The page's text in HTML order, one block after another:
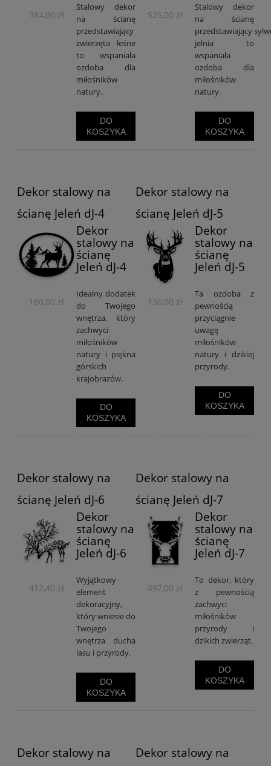
384,00 zł
Stalowy dekor
na ścianę
przedstawiający
zwierzęta leśne
to wspaniała
ozdoba dla
miłośników
natury.
DO
KOSZYKA
525,00 zł
Stalowy dekor
na ścianę
przedstawiający
jelnia to
wspaniała
ozdoba dla
miłośników
natury.
DO
KOSZYKA
Dekor stalowy na
ścianę Jeleń dJ-4
160,00 zł
Dekor
stalowy na
ścianę
Jeleń dJ-4
Idealny dodatek
do Twojego
wnętrza, który
zachwyci
miłośników
natury i piękna
górskich
krajobrazów.
DO
KOSZYKA
Dekor stalowy na
ścianę Jeleń dJ-5
136,00 zł
Dekor
stalowy na
ścianę
Jeleń dJ-5
Ta ozdoba z
pewnością
przyciągnie
uwagę
miłośników
natury i dzikiej
przyrody.
DO
KOSZYKA
Dekor stalowy na
ścianę Jeleń dJ-6
412,40 zł
Dekor
stalowy na
ścianę
Jeleń dJ-6
Wyjątkowy
element
dekoracyjny,
który wniesie do
Twojego
wnętrza ducha
lasu i przyrody.
DO
KOSZYKA
Dekor stalowy na
ścianę Jeleń dJ-7
497,00 zł
Dekor
stalowy na
ścianę
Jeleń dJ-7
To dekor, który
z pewnością
zachwyci
miłośników
przyrody i
dzikich zwierząt.
DO
KOSZYKA
Dekor stalowy na
Dekor stalowy na